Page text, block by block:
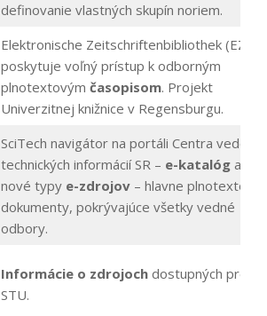
definovanie vlastných skupín noriem.
Elektronische Zeitschriftenbibliothek (EZB)
poskytuje voľný prístup k odborným
plnotextovým časopisom. Projekt
Univerzitnej knižnice v Regensburgu.
SciTech navigátor na portáli Centra
technických informácií SR – e-katalóga
nové typy e-zdrojov– hlavne plnotextové
dokumenty, pokrývajúce všetky vedné
odbory.
Informácie o zdrojochdostupných pre
STU.